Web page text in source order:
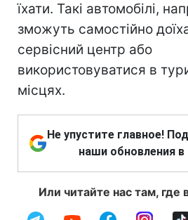
їхати. Такі автомобілі,
зможуть самостійно
сервісний центр або
використовуватися в
місцях.
Не упустите главное!
наши обновления в
Или читайте нас там, где